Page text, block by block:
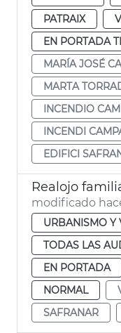
PATRAIX
EN PORTADA
MARÍA JOSÉ
MARTA
INCENDIO
INCENDI
EDIFICI
modificado
URBANISMO Y
TODAS LAS
EN PORTADA
NORMAL
SAFRANAR